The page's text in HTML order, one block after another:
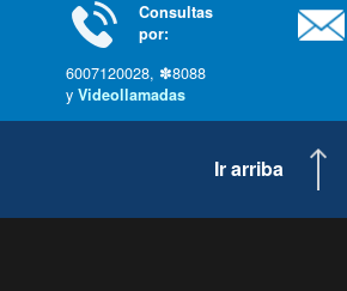
Consultas
por:
6007120028, ✽8088
y Videollamadas
Ir arriba